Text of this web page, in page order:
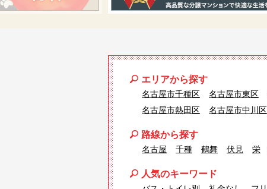
エリアから探す
名古屋市千種区 名古屋市東区
名古屋市熱田区
名古屋市中川区
路線から探す
名古屋 千種 鶴舞 伏見 栄
人気のキーワード